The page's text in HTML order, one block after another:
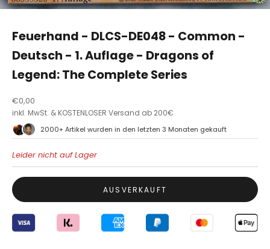
Feuerhand - DLCS-DE048 - Common -
Deutsch - 1. Auflage - Dragons of
Legend: The Complete Series
Angebot
€0,00
inkl. MwSt. & KOSTENLOSER Versand ab 200€
2000+ Artikel wurden in den letzten 3 Monaten gekauft
Leider nicht auf Lager
AUSVERKAUFT